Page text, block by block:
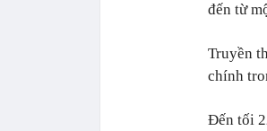
đến từ
Truyền
chính
Đến tối